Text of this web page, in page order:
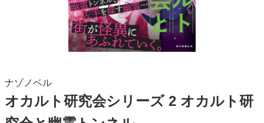
ナゾノベル
オカルト研究会シリーズ 2 オカルト研